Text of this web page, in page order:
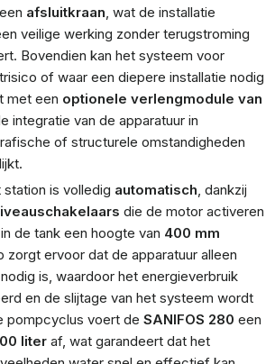
afsluitkraan, wat de installatie
veilige werking zonder terugstroming
Bovendien kan het systeem voor
of waar een diepere installatie nodig
met een optionele verlengmodule van
integratie van de apparatuur in
of structurele omstandigheden
is volledig automatisch, dankzij
die de motor activeren
de tank een hoogte van 400 mm
zorgt ervoor dat de apparatuur alleen
is, waardoor het energieverbruik
en de slijtage van het systeem wordt
pompcyclus voert de SANIFOS 280 een
liter af, wat garandeert dat het